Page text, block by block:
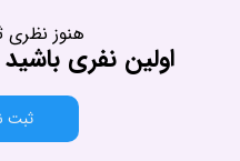
هنوز
اولین نفری
ثبت